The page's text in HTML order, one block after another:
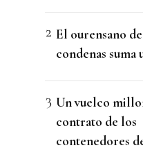
El ourensano
condenas suma
Un vuelco
contrato de los
contenedores